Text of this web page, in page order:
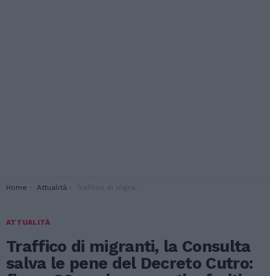
You are here:
Home Attualità Traffico di migranti, la Consulta salva le pene del Decreto Cutro: fino a 30 anni per morti e feriti
ATTUALITÀ
Traffico di migranti, la Consulta
salva le pene del Decreto Cutro: